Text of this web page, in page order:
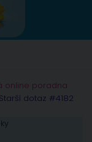
online poradna
Starší dotaz #4182